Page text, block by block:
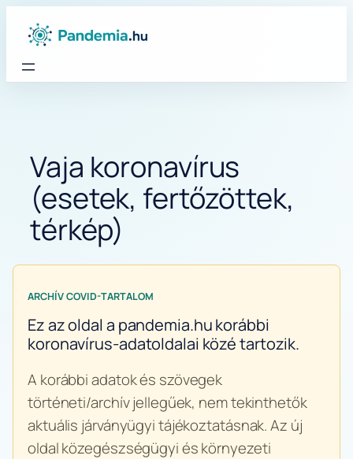
Vaja koronavírus
(esetek, fertőzöttek,
térkép)
ARCHÍV COVID-TARTALOM
Ez az oldal a pandemia.hu korábbi
koronavírus-adatoldalai közé tartozik.
A korábbi adatok és szövegek
történeti/archív jellegűek, nem tekinthetők
aktuális járványügyi tájékoztatásnak. Az új
oldal közegészségügyi és környezeti